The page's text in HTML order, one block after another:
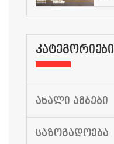
ᲙᲐᲢᲔᲒᲝᲠᲘᲔᲑᲘ
ᲐᲮᲐᲚᲘ ᲐᲛᲑᲔᲑᲘ
ᲡᲐᲖᲝᲒᲐᲓᲝᲔᲑᲐ